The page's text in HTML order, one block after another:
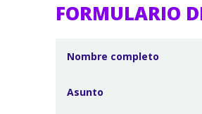
FORMULARIO